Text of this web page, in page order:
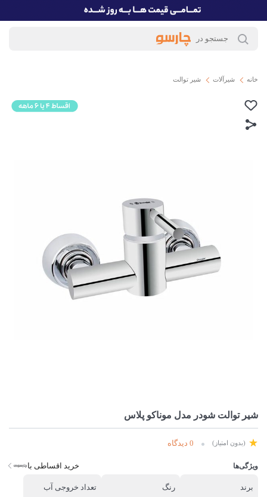
خانه شیرآلات شیر توالت
شیر توالت شودر مدل موناکو پلاس
(بدون امتیاز) 0 دیدگاه
ویژگی‌ها خرید اقساطی با
برند
رنگ
تعداد خروجی آب